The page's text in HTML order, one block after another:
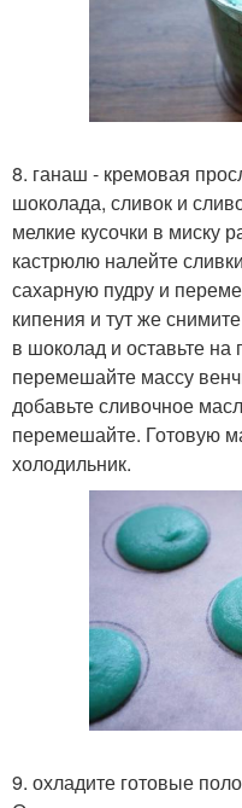
8. ганаш - кремовая
шоколада, сливок и
мелкие кусочки в миску
кастрюлю налейте
сахарную пудру и
кипения и тут же
в шоколад и оставьте на
перемешайте массу
добавьте сливочное
перемешайте. Готовую
холодильник.
9. охладите готовые